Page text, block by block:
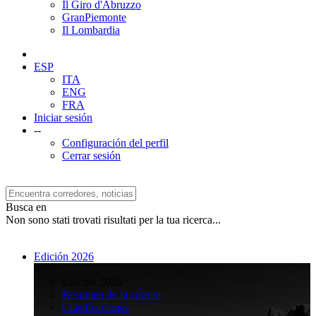
Il Giro d'Abruzzo
GranPiemonte
Il Lombardia
ESP
ITA
ENG
FRA
Iniciar sesión
--
Configuración del perfil
Cerrar sesión
Busca en
Non sono stati trovati risultati per la tua ricerca...
Edición 2026
Resumen de la carrera
Clasificaciones